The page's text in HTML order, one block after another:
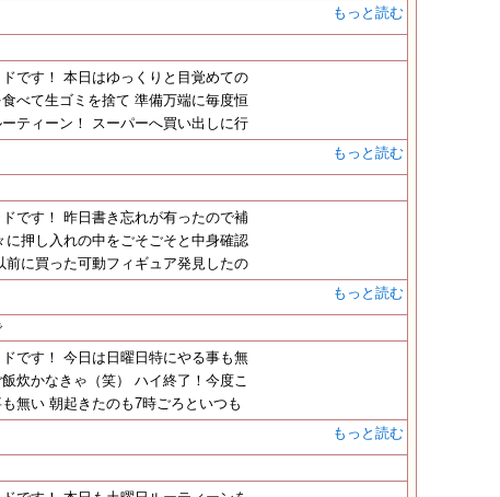
もっと読む
です！ 本日はゆっくりと目覚めての
べて生ゴミを捨て 準備万端に毎度恒
ティーン！ スーパーへ買い出しに行
もっと読む
です！ 昨日書き忘れが有ったので補
に押し入れの中をごそごそと中身確認
前に買った可動フィギュア発見したの
もっと読む
です！ 今日は日曜日特にやる事も無
炊かなきゃ（笑） ハイ終了！今度こ
無い 朝起きたのも7時ごろといつも
もっと読む